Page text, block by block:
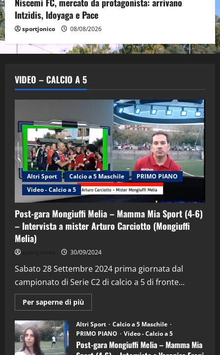
Intzidis, Idoyaga e Pace
sportjonico 08/08/2026
VIDEO – CALCIO A 5
Altri Sport Calcio a 5 Maschile
PRIMO PIANO
Video - Calcio a 5
Post-gara Mongiuffi Melia – Mamma Mia Sport (4-6)
– Intervista a mister Arturo Carciotto (Mongiuffi
Melia)
30/09/2024
Sabato 28 Settembre 2024 prima giornata dal
campionato di Serie C2 di calcio a 5 di fronte...
Per saperne di più
informazioni
Post-
gara
Mongiuffi
Melia
–
Altri Sport
Calcio a 5 Maschile
PRIMO PIANO
Video - Calcio a 5
Post-gara Mongiuffi Melia – Mamma Mia
2
“SportEmpire” in Podcast: 29^ Puntata
(Martedi 28 Aprile 2026)
28/04/2026
3
"SportEmpire" in Podcast
“SportEmpire” in Podcast: 28^ Puntata
(Martedi 21 Aprile 2026)
21/04/2026